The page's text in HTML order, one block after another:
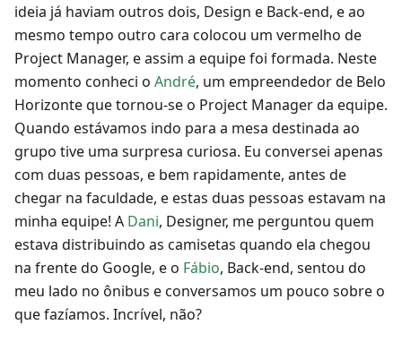
ideia já haviam outros dois, Design e Back-end, e ao
mesmo tempo outro cara colocou um vermelho de
Project Manager, e assim a equipe foi formada. Neste
momento conheci o André, um empreendedor de Belo
Horizonte que tornou-se o Project Manager da equipe.
Quando estávamos indo para a mesa destinada ao
grupo tive uma surpresa curiosa. Eu conversei apenas
com duas pessoas, e bem rapidamente, antes de
chegar na faculdade, e estas duas pessoas estavam na
minha equipe! A Dani, Designer, me perguntou quem
estava distribuindo as camisetas quando ela chegou
na frente do Google, e o Fábio, Back-end, sentou do
meu lado no ônibus e conversamos um pouco sobre o
que fazíamos. Incrível, não?